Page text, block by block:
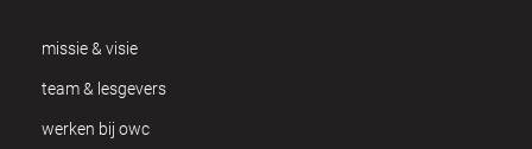
missie & visie
team & lesgevers
werken bij owc